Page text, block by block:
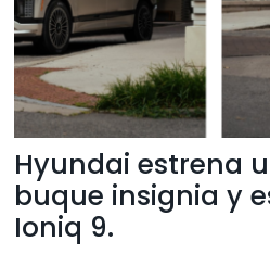
Hyundai estrena
buque insignia y
Ioniq 9.